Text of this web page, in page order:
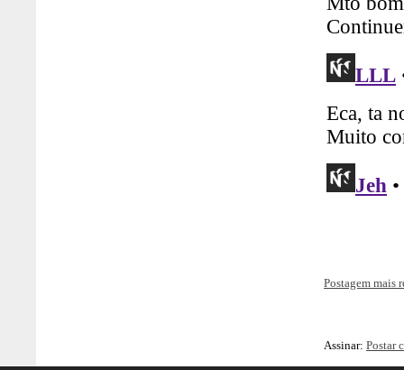
Postagem mais
Assinar: Postar